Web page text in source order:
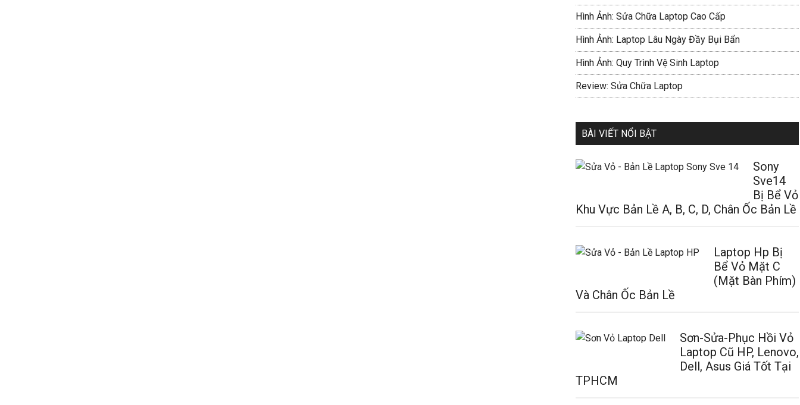
Hình Ảnh: Sửa Chữa Laptop Cao Cấp
Hình Ảnh: Laptop Lâu Ngày Đầy Bụi Bẩn
Hình Ảnh: Quy Trình Vệ Sinh Laptop
Review: Sửa Chữa Laptop
BÀI VIẾT NỔI BẬT
Sony
Sve14
Bị Bể Vỏ
Khu Vực Bản Lề A, B, C, D, Chân Ốc Bản Lề
Laptop Hp Bị
Bể Vỏ Mặt C
(Mặt Bàn Phím)
Và Chân Ốc Bản Lề
Sơn-Sửa-Phục Hồi Vỏ
Laptop Cũ HP, Lenovo,
Dell, Asus Giá Tốt Tại
TPHCM